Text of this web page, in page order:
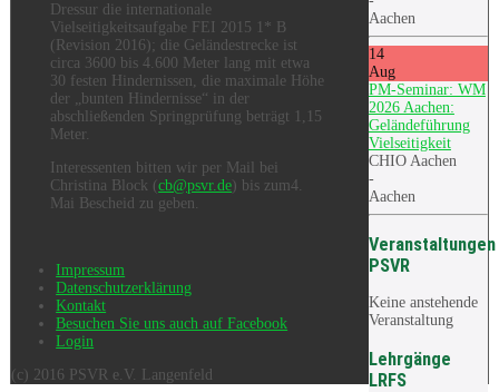
Aachen
14
Aug
PM-Seminar: WM
2026 Aachen:
Geländeführung
Vielseitigkeit
CHIO Aachen
-
Aachen
Veranstaltungen
PSVR
Keine anstehende
Veranstaltung
Lehrgänge
LRFS
Dressur die internationale
Vielseitigkeitsaufgabe FEI 2015 1* B
(Revision 2016); die Geländestrecke ist
circa 3600 bis 4.600 Meter lang mit etwa
30 festen Hindernissen, die maximale Höhe
der „bunten Hindernisse“ in der
abschließenden Springprüfung beträgt 1,15
Meter.
Interessenten bitten wir per Mail bei
Christina Block (cb@psvr.de) bis zum4.
Mai Bescheid zu geben.
Impressum
Datenschutzerklärung
Kontakt
Besuchen Sie uns auch auf Facebook
Login
(c) 2016 PSVR e.V. Langenfeld